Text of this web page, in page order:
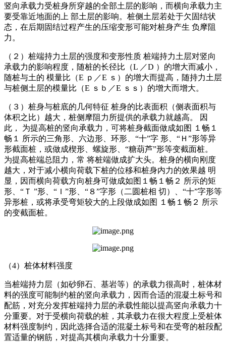
竖向承载力受桩身所穿越的全部土层的影响，而横向承载力主
要受靠近地面的上 部土层的影响。桩侧土层若处于欠固结状
态，在后期固结过程产生的压缩变形可能对桩身产生 负摩阻
力。
（２）桩端持力土层的强度和变形性质 桩端持力土层对竖向
承载力的影响程度，随桩的长径比（L ／D ）的增大而减小，
随桩与土的 模量比（E ｐ／E ｓ）的增大而提高，随持力土层
与桩侧土层的模量比（E ｓｂ／E ｓｓ）的增大而增大。
（３）桩身与桩底的几何特征 桩身的比表面积（侧表面积与
体积之比）越大，桩侧摩阻力所提供的承载力就越高。 因
此， 为提高桩的竖向承载力，可将桩身截面做成如图 １畅１
畅１ 所示的三角形、六边形、环形、“十”字 形、“Ｈ”形等异
形截面桩，或做成楔形、螺旋形、“糖葫芦”形等变截面桩。
为提高桩端总阻力，常 将桩端做成扩大头。桩身的横向刚度
越大，对于减小横向荷载下桩的位移和桩身内力的效果越 明
显，因而横向荷载方向桩身可做成如图１畅１畅２ 所示的矩
形、“Ｔ ”形、“Ｉ”形、“８”字形（二圆桩相 切）、“十”字形等
异形桩，或将承受弯矩较大的上段做成如图 １畅１畅２ 所示
的变截面桩。
（4）桩体材料强度
当桩端持力层（如砂卵石、基岩等）的承载力很高时，桩体材
料的强度可能制约桩的竖向承载力，因而合适的混凝土标号和
配筋，对充分发挥桩端持力层的承载性能以提高竖向承载力十
分重要。对于受横向荷载的桩，其承载力在很大程度上受桩体
材料强度制约，因此选择合适的混凝土标号和在受弯的桩段配
置适量的钢筋，对提高其横向承载力十分重要。